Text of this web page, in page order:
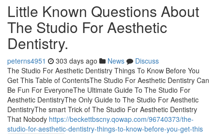
Little Known Questions About
The Studio For Aesthetic
Dentistry.
peterns4951 303 days ago News
Discuss
The Studio For Aesthetic Dentistry Things To Know Before You
Get This Table of ContentsThe Studio For Aesthetic Dentistry Can
Be Fun For EveryoneThe Ultimate Guide To The Studio For
Aesthetic DentistryThe Only Guide to The Studio For Aesthetic
DentistryThe smart Trick of The Studio For Aesthetic Dentistry
That Nobody https://beckettbscny.qowap.com/96740373/the-
studio-for-aesthetic-dentistry-things-to-know-before-you-get-this